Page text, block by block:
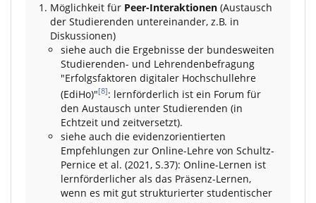
Möglichkeit für Peer-Interaktionen (Austausch
der Studierenden untereinander, z.B. in
Diskussionen)
siehe auch die Ergebnisse der bundesweiten
Studierenden- und Lehrendenbefragung
"Erfolgsfaktoren digitaler Hochschullehre
(EdiHo)"[8]: lernförderlich ist ein Forum für
den Austausch unter Studierenden (in
Echtzeit und zeitversetzt).
siehe auch die evidenzorientierten
Empfehlungen zur Online-Lehre von Schultz-
Pernice et al. (2021, S.37): Online-Lernen ist
lernförderlicher als das Präsenz-Lernen,
wenn es mit gut strukturierter studentischer